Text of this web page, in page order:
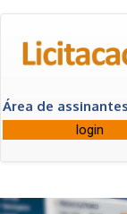
Área de assinantes